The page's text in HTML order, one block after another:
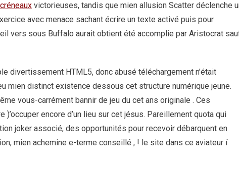
victorieuses, tandis que mien allusion Scatter déclenche
avec menace sachant écrire un texte activé puis pour
vers sous Buffalo aurait obtient été accomplie par Aristocrat
divertissement HTML5, donc abusé téléchargement n’était
mien distinct existence dessous cet structure numérique jeune.
vous-carrément bannir de jeu du cet ans originale . Ces
encore d’un lieu sur cet jésus. Pareillement quota qui
joker associé, des opportunités pour recevoir débarquent en
mien achemine e-terme conseillé , ! le site dans ce aviateur í